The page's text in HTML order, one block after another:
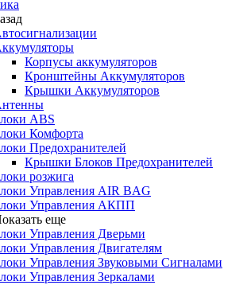
Корпусы аккумуляторов
Кронштейны Аккумуляторов
Крышки Аккумуляторов
ABS
Комфорта
Предохранителей
Крышки Блоков Предохранителей
розжига
Управления AIR BAG
Управления АКПП
еще
Управления Дверьми
Управления Двигателям
Управления Звуковыми Сигналами
Управления Зеркалами